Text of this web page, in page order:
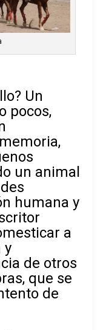
Un
pocos,
un animal
humana y
a
y
de otros
que se
de